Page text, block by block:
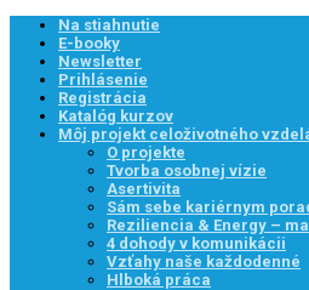
Na stiahnutie
E-booky
Newsletter
Prihlásenie
Registrácia
Katalóg kurzov
Môj projekt celoživotného
O projekte
Tvorba osobnej vízie
Asertivita
Sám sebe kariérnym
Reziliencia & Energy –
4 dohody v komunikácii
Vzťahy naše každodenné
Hlboká práca